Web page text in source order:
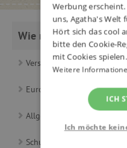
Wie man einkauft
Versand und Zahlung
Europaweiter Versand
Allgemeine
Schutz personenbezogener
Werbung
uns, Agatha's Welt
Hört sich das cool
bitte den Cookie-
mit Cookies
Weitere
ICH
Ich möchte